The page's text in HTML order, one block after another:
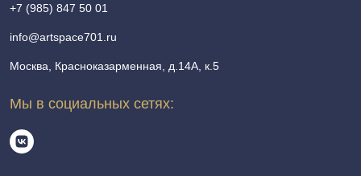
+7 (985) 847 50 01
info@artspace701.ru
Москва, Красноказарменная, д.14А, к.5
Мы в социальных сетях: